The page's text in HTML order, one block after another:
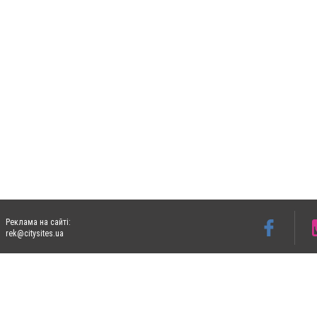
Реклама на сайті:
rek@citysites.ua